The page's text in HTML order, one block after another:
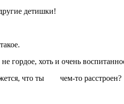
детишки!
хоть и очень
что ты чем-то расстроен?